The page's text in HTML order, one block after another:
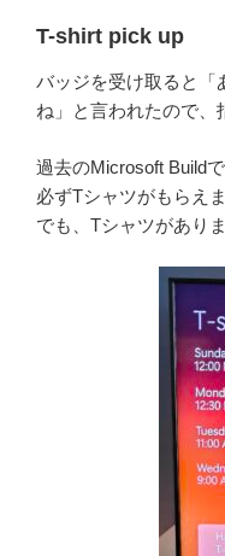
T-shirt pick up
バッジを受け取ると「
ね」と言われたので、
過去のMicrosoft Build
必ずTシャツがもらえ
でも、Tシャツがありま